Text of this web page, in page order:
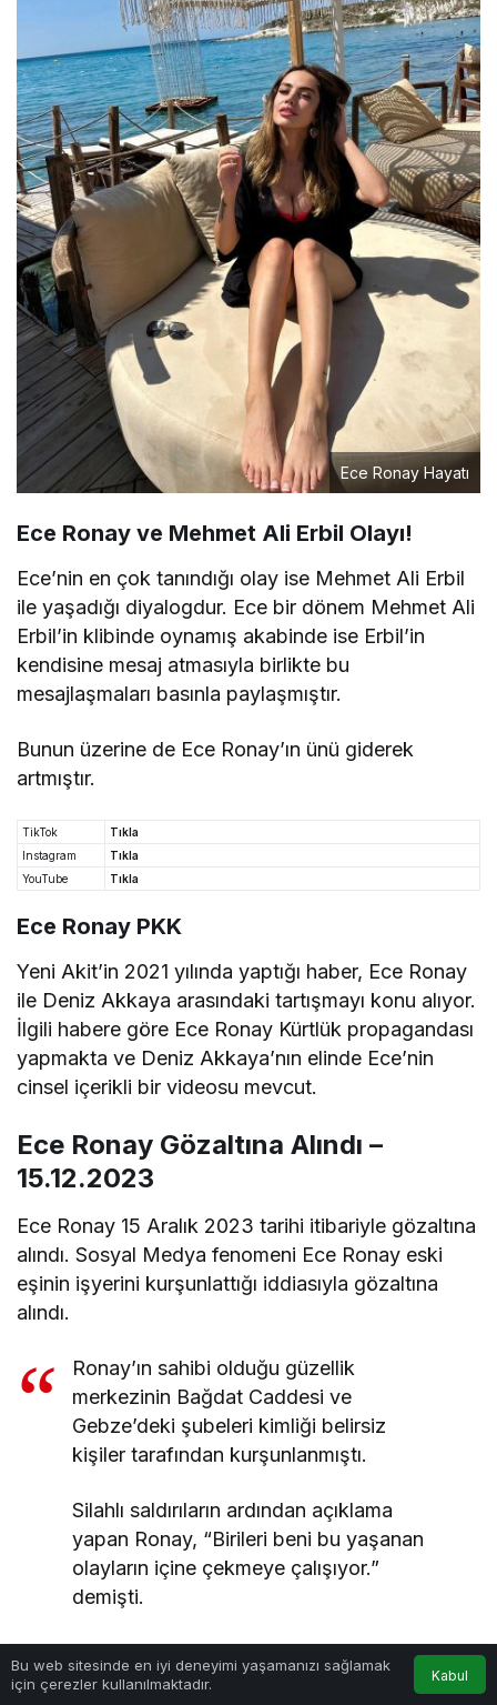
Ece Ronay Hayatı
Ece Ronay ve Mehmet Ali Erbil Olayı!
Ece’nin en çok tanındığı olay ise Mehmet Ali Erbil
ile yaşadığı diyalogdur. Ece bir dönem Mehmet Ali
Erbil’in klibinde oynamış akabinde ise Erbil’in
kendisine mesaj atmasıyla birlikte bu
mesajlaşmaları basınla paylaşmıştır.
Bunun üzerine de Ece Ronay’ın ünü giderek
artmıştır.
TikTok
Tıkla
Instagram
Tıkla
YouTube
Tıkla
Ece Ronay PKK
Yeni Akit’in 2021 yılında yaptığı haber, Ece Ronay
ile Deniz Akkaya arasındaki tartışmayı konu alıyor.
İlgili habere göre Ece Ronay Kürtlük propagandası
yapmakta ve Deniz Akkaya’nın elinde Ece’nin
cinsel içerikli bir videosu mevcut.
Ece Ronay Gözaltına Alındı –
15.12.2023
Ece Ronay 15 Aralık 2023 tarihi itibariyle gözaltına
alındı. Sosyal Medya fenomeni Ece Ronay eski
eşinin işyerini kurşunlattığı iddiasıyla gözaltına
alındı.
Ronay’ın sahibi olduğu güzellik
merkezinin Bağdat Caddesi ve
Gebze’deki şubeleri kimliği belirsiz
kişiler tarafından kurşunlanmıştı.
Silahlı saldırıların ardından açıklama
yapan Ronay, “Birileri beni bu yaşanan
olayların içine çekmeye çalışıyor.”
demişti.
Bu web sitesinde en iyi deneyimi yaşamanızı sağlamak
için çerezler kullanılmaktadır.
Kabul
Anasayfa Akış Bildirimler
0